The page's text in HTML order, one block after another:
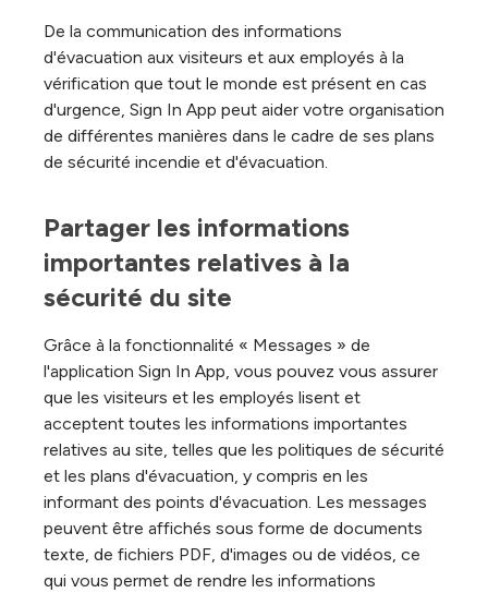
De la communication des informations
d'évacuation aux visiteurs et aux employés à la
vérification que tout le monde est présent en cas
d'urgence, Sign In App peut aider votre organisation
de différentes manières dans le cadre de ses plans
de sécurité incendie et d'évacuation.
Partager les informations
importantes relatives à la
sécurité du site
Grâce à la fonctionnalité « Messages » de
l'application Sign In App, vous pouvez vous assurer
que les visiteurs et les employés lisent et
acceptent toutes les informations importantes
relatives au site, telles que les politiques de sécurité
et les plans d'évacuation, y compris en les
informant des points d'évacuation. Les messages
peuvent être affichés sous forme de documents
texte, de fichiers PDF, d'images ou de vidéos, ce
qui vous permet de rendre les informations